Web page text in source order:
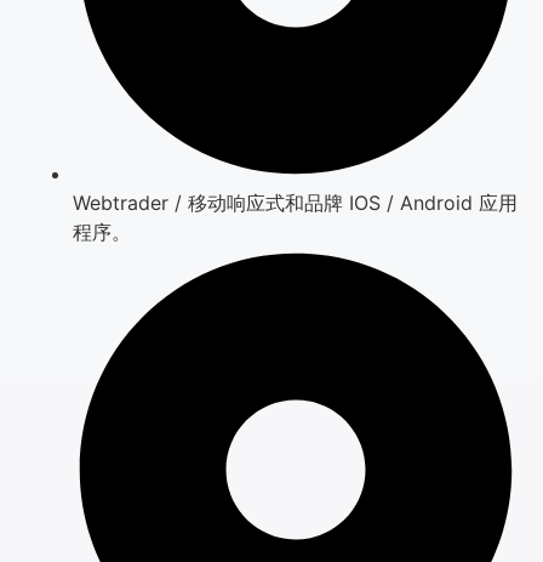
Webtrader / 移动响应式和品牌 IOS / Android 应用
程序。